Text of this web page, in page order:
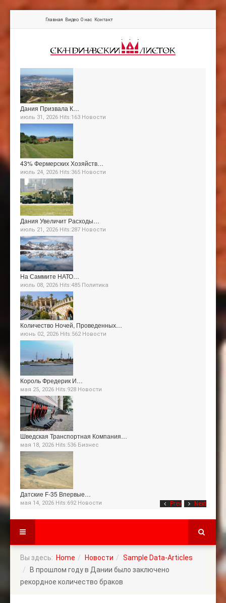
Главная Видео О нас Контакт
Prev Next
Дания Призвала К…
июль 31, 2026 Hits:163 Новости
43% Фермерских Хозяйств…
июль 24, 2026 Hits:365 Новости
Дания Увеличит Расходы…
июль 21, 2026 Hits:287 Новости
На Саммите НАТО…
июль 08, 2026 Hits:485 Политика
Количество Ночей, Проведенных…
июнь 02, 2026 Hits:562 Новости
Король Фредерик И…
мая 25, 2026 Hits:928 Новости
Шведская Транспортная Компания…
мая 18, 2026 Hits:536 Бизнес
Датские F-35 Впервые…
мая 14, 2026 Hits:692 Новости
Вы здесь: Home Новости
Sample Data-Articles
В прошлом году в Дании было заключено
рекордное количество браков